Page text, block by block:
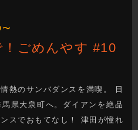
ごめんやす #10
熱のサンバダンスを満喫。 日
県大泉町へ。ダイアンを絶品
スでおもてなし！ 津田が憧れ